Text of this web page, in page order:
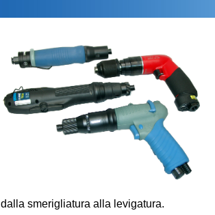
dalla smerigliatura alla levigatura.